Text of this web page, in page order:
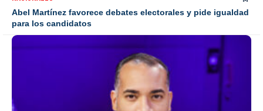
Abel Martínez favorece debates electorales y pide igualdad
para los candidatos